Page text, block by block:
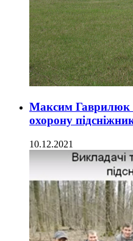
Максим Гаврилюк
охорону
10.12.2021